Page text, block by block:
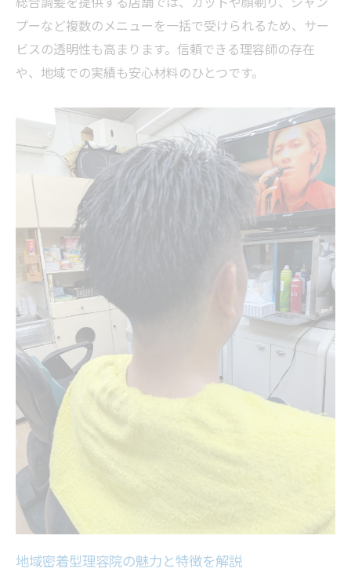
理容院の総合調髪で日常に新しい気分を
熟練技術と温かな雰囲気の理容院紹介
理容院の熟練技術が光る安心の施術体験
理容院で感じる家族的な雰囲気の魅力
理容院の技術力が身だしなみに与える効果
総合調髪を支える理容院スタッフのこだわ
り
身だしなみと安心を支える理容院活用法
理容院で実現する理想の身だしなみ管理法
安心して通える理容院の活用ポイント
理容院の総合調髪が日常に与える安心感
イベント前に理容院を活用するコツ
理容院での定期利用が安心感につながる理
由
プーなど複数のメニューを一括で受けられるため、サー
ビスの透明性も高まります。信頼できる理容師の存在
や、地域での実績も安心材料のひとつです。
地域密着型理容院の魅力と特徴を解説